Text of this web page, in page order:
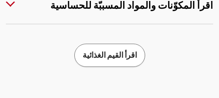
اقرأ المكوّنات والمواد المسببّة للحساسية
اقرأ القيم الغذائية